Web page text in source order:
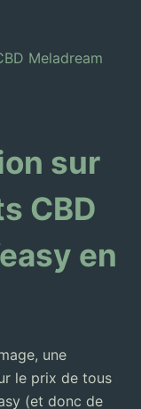
Meladream
sur
CBD
en
une
le prix de tous
(et donc de